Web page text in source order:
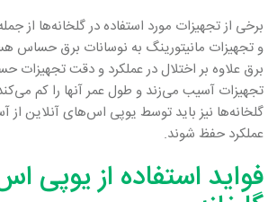
برخی از تجهیزات مورد استفاده در گلخانه‌ها از
و تجهیزات مانیتورینگ به نوسانات برق حساس
برق علاوه بر اختلال در عملکرد و دقت تجهیزات
تجهیزات آسیب می‌زند و طول عمر آنها را کم
گلخانه‌ها نیز باید توسط یوپی اس‌های آنلاین از
عملکرد حفظ شوند.
فواید استفاده از یوپی